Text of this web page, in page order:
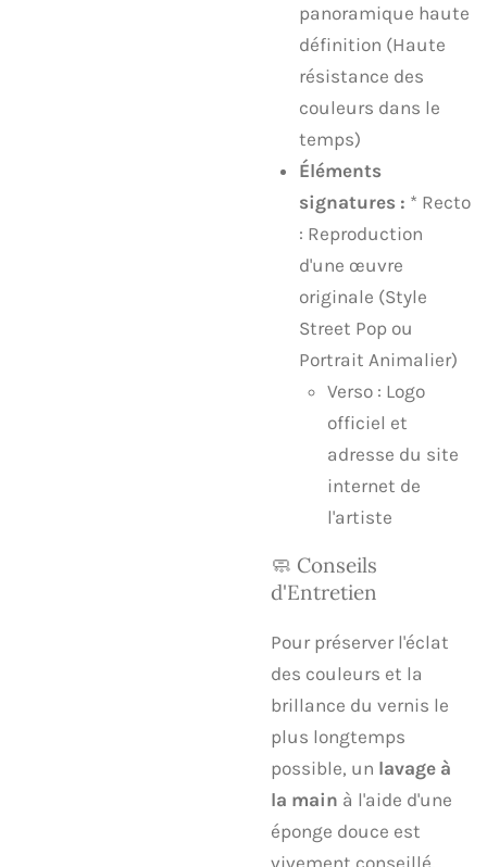
panoramique haute
définition (Haute
résistance des
couleurs dans le
temps)
Éléments
signatures : * Recto
: Reproduction
d'une œuvre
originale (Style
Street Pop ou
Portrait Animalier)
​Verso : Logo
officiel et
adresse du site
internet de
l'artiste
​🧼 Conseils
d'Entretien
​Pour préserver l'éclat
des couleurs et la
brillance du vernis le
plus longtemps
possible, un lavage à
la main à l'aide d'une
éponge douce est
vivement conseillé.